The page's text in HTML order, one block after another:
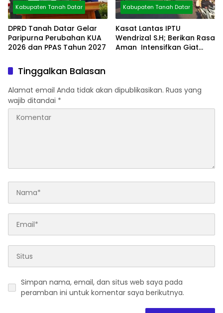
Kabupaten Tanah Datar
DPRD Tanah Datar Gelar
Paripurna Perubahan KUA
2026 dan PPAS Tahun 2027
Kabupaten Tanah Datar
Kasat Lantas IPTU
Wendrizal S.H; Berikan Rasa
Aman Intensifkan Giat
Tinggalkan Balasan
Alamat email Anda tidak akan dipublikasikan. Ruas yang
wajib ditandai *
Simpan nama, email, dan situs web saya pada
peramban ini untuk komentar saya berikutnya.